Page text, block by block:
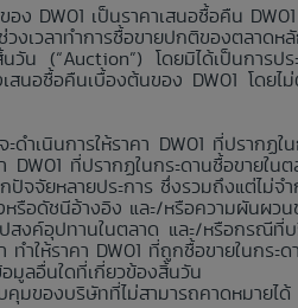
อง DW01 เป็นราคาเสนอซื้อคืน
เวลาทำการซื้อขายปกติของตลาด
วัน (“Auction”) โดยมิได้เป็นการ
สนอซื้อคืนเบื้องต้นของ DW01 โดย
ดำเนินการให้ราคา DW01 ที่ปราก
ที่ปรากฏในกระดานซื้อขายใ
จจัยหลายประการ ซึ่งรวมถึงแต่ไม่จำ
รือดัชนีอ้างอิง และ/หรือความผันผว
สงค์อุปทานในตลาด และ/หรือกรณีที่
ทำให้ราคา DW01 ที่ถูกซื้อขายในกร
อมูลอื่นใดที่เกี่ยวข้องสิ้นวัน
ของบริษัทที่ไม่สามารถคาดหมายได้